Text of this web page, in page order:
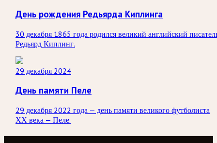
День рождения Редьярда Киплинга
30 декабря 1865 года родился великий английский
Редьярд Киплинг.
29 декабря 2024
День памяти Пеле
29 декабря 2022 года — день памяти великого футболиста
ХХ века — Пеле.